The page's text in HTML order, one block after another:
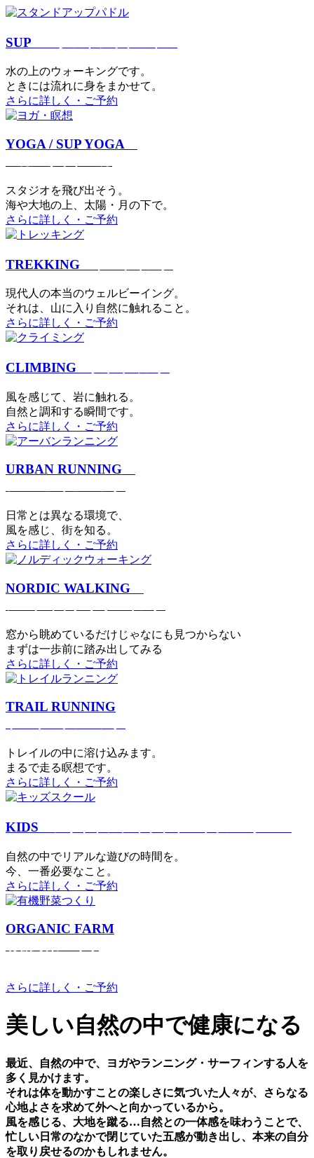
SUP
⽔の上のウォーキングです。
ときには流れに身をまかせて。
さらに詳しく・ご予約
YOGA / SUP YOGA
スタジオを⾶び出そう。
海や大地の上、太陽・⽉の下で。
さらに詳しく・ご予約
TREKKING
現代⼈の本当のウェルビーイング。
それは、⼭に⼊り⾃然に触れること。
さらに詳しく・ご予約
CLIMBING
⾵を感じて、岩に触れる。
⾃然と調和する瞬間です。
さらに詳しく・ご予約
URBAN RUNNING
日常とは異なる環境で、
風を感じ、街を知る。
さらに詳しく・ご予約
NORDIC WALKING
窓から眺めているだけじゃなにも見つからない
まずは一歩前に踏み出してみる
さらに詳しく・ご予約
TRAIL RUNNING
トレイルの中に溶け込みます。
まるで⾛る瞑想です。
さらに詳しく・ご予約
KIDS
⾃然の中でリアルな遊びの時間を。
今、⼀番必要なこと。
さらに詳しく・ご予約
ORGANIC FARM
さらに詳しく・ご予約
美しい⾃然の中で健康になる
最近、⾃然の中で、ヨガやランニング・サーフィンする⼈を
多く⾒かけます。
それは体を動かすことの楽しさに気づいた⼈々が、さらなる
⼼地よさを求めて外へと向かっているから。
⾵を感じる、⼤地を蹴る…⾃然との⼀体感を味わうことで、
忙しい⽇常のなかで閉じていた五感が動き出し、本来の⾃分
を取り戻せるのかもしれません。